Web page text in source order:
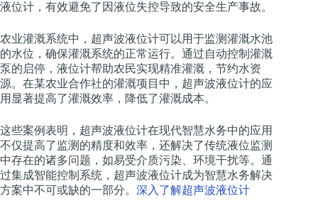
液位计，有效避免了因液位失控导致的安全生产事故。
农业灌溉系统中，超声波液位计可以用于监测灌溉水池
的水位，确保灌溉系统的正常运行。通过自动控制灌溉
泵的启停，液位计帮助农民实现精准灌溉，节约水资
源。在某农业合作社的灌溉项目中，超声波液位计的应
用显著提高了灌溉效率，降低了灌溉成本。
这些案例表明，超声波液位计在现代智慧水务中的应用
不仅提高了监测的精度和效率，还解决了传统液位监测
中存在的诸多问题，如易受介质污染、环境干扰等。通
过集成智能控制系统，超声波液位计成为智慧水务解决
方案中不可或缺的一部分。 深入了解超声波液位计